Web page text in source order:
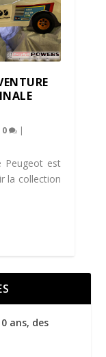
0 |
Peugeot est
la collection
ans, des